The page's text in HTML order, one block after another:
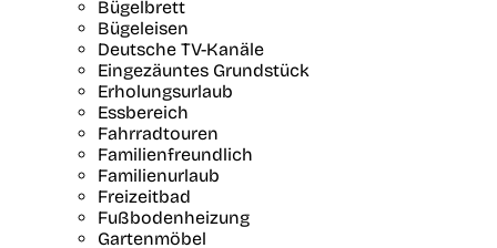
Bügelbrett
Bügeleisen
Deutsche TV-Kanäle
Eingezäuntes Grundstück
Erholungsurlaub
Essbereich
Fahrradtouren
Familienfreundlich
Familienurlaub
Freizeitbad
Fußbodenheizung
Gartenmöbel